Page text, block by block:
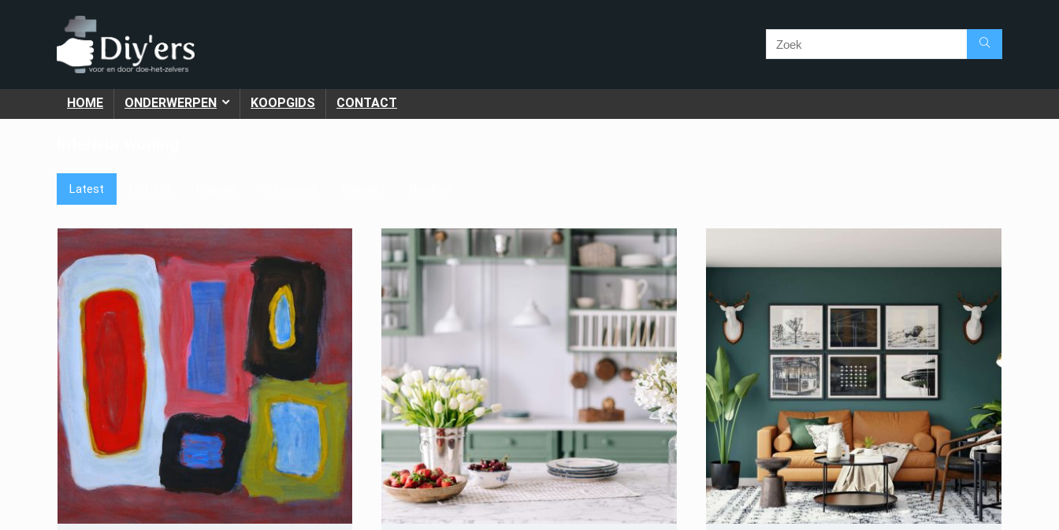
HOME ONDERWERPEN KOOPGIDS CONTACT
Latest
Opslaan